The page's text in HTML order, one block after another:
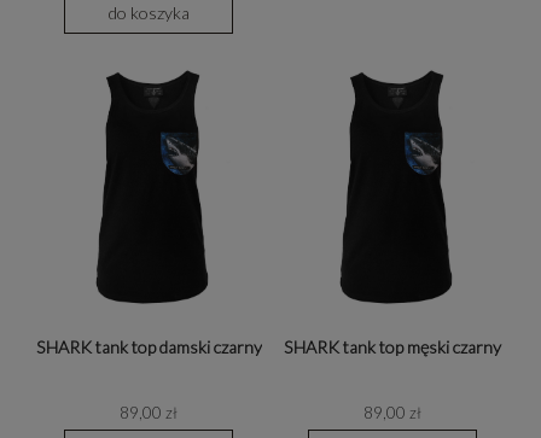
do koszyka
SHARK tank top damski czarny
89,00 zł
SHARK tank top męski czarny
89,00 zł